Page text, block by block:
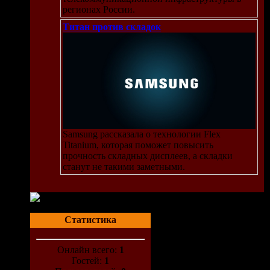
регионах России.
Титан против складок
Samsung рассказала о технологии Flex
Titanium, которая поможет повысить
прочность складных дисплеев, а складки
станут не такими заметными.
Статистика
Онлайн всего: 1
Гостей: 1